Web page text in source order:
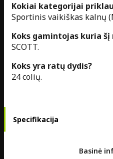
Kokiai kategorijai
Sportinis vaikiškas kalnų
Koks gamintojas kuria šį
SCOTT.
Koks yra ratų dydis?
24 colių.
Specifikacija
Basinė